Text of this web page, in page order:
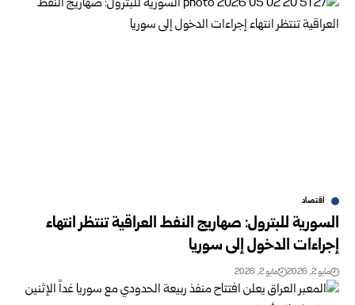
اقتصاد
السورية للبترول: صهاريج النفط العراقية تنتظر انتهاء
إجراءات الدخول إلى سوريا
مايو 2, 2026 مايو 2, 2026